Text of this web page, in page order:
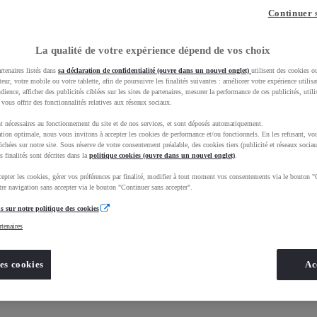
Service de Sivam -
Nos informations
La qualité de votre expérience dépend de vos choix
listés dans sa déclaration de confidentialité (ouvre dans un nouvel onglet) utilisent des cookies
votre mobile ou votre tablette, afin de poursuivre les finalités suivantes : améliorer votre expérience
afficher des publicités ciblées sur les sites de partenaires, mesurer la performance de ces publicités,
offrir des fonctionnalités relatives aux réseaux sociaux.
nécessaires au fonctionnement du site et de nos services, et sont déposés automatiquement.
optimale, nous vous invitons à accepter les cookies de performance et/ou fonctionnels. En les refusant,
sur notre site. Sous réserve de votre consentement préalable, des cookies tiers (publicité et réseaux
finalités sont décrites dans la politique cookies (ouvre dans un nouvel onglet)
les cookies, gérer vos préférences par finalité, modifier à tout moment vos consentements via le bouton
navigation sans accepter via le bouton "Continuer sans accepter".
sur notre politique des cookies
cookies
Continuer